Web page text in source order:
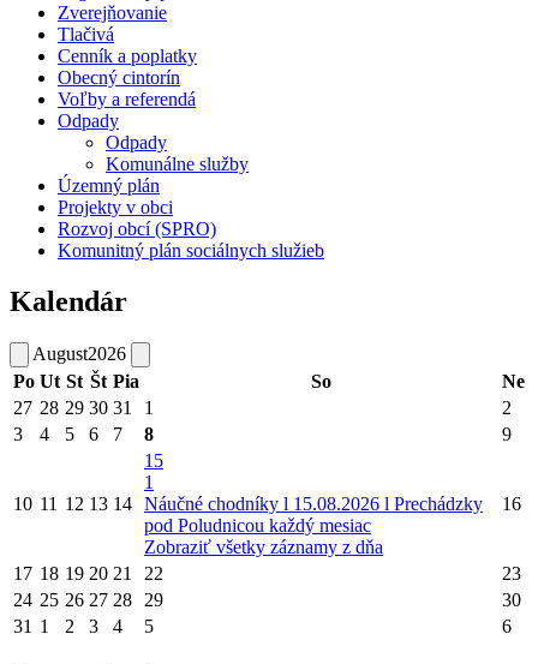
Zverejňovanie
Tlačivá
Cenník a poplatky
Obecný cintorín
Voľby a referendá
Odpady
Odpady
Komunálne služby
Územný plán
Projekty v obci
Rozvoj obcí (SPRO)
Komunitný plán sociálnych služieb
Kalendár
August2026
Po Ut St Št Pia So
Ne
27 28 29 30 31 1
2
3
4 5 6 7 8 9
10 11 12 13 14
15
1
Náučné chodníky l 15.08.2026 l Prechádzky
pod Poludnicou každý mesiac
Zobraziť všetky záznamy z dňa
16
17 18 19 20 21 22
23
24 25 26 27 28 29
30
31 1 2 3 4 5 6